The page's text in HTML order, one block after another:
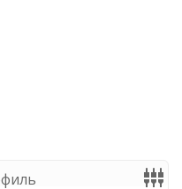
settings_input_component